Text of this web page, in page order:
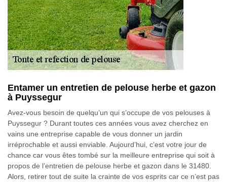
Entamer un entretien de pelouse herbe et gazon
à Puyssegur
Avez-vous besoin de quelqu’un qui s’occupe de vos pelouses à
Puyssegur ? Durant toutes ces années vous avez cherchez en
vains une entreprise capable de vous donner un jardin
irréprochable et aussi enviable. Aujourd’hui, c’est votre jour de
chance car vous êtes tombé sur la meilleure entreprise qui soit à
propos de l’entretien de pelouse herbe et gazon dans le 31480.
Alors, retirer tout de suite la crainte de vos esprits car ce n’est pas